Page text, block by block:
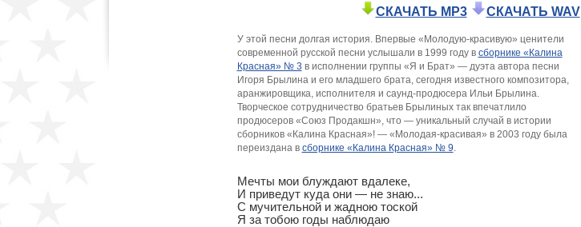
СКАЧАТЬ MP3 СКАЧАТЬ WAV
У этой песни долгая история. Впервые «Молодую-красивую» ценители
современной русской песни услышали в 1999 году в сборнике «Калина
Красная» № 3 в исполнении группы «Я и Брат» — дуэта автора песни
Игоря Брылина и его младшего брата, сегодня известного композитора,
аранжировщика, исполнителя и саунд-продюсера Ильи Брылина.
Творческое сотрудничество братьев Брылиных так впечатлило
продюсеров «Союз Продакшн», что — уникальный случай в истории
сборников «Калина Красная»! — «Молодая-красивая» в 2003 году была
переиздана в сборнике «Калина Красная» № 9
Мечты мои блуждают вдалеке,
И приведут куда они — не знаю...
С мучительной и жадною тоской
Я за тобою годы наблюдаю